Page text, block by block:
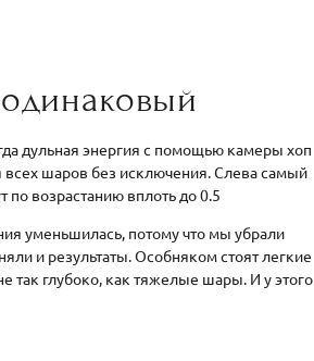
дульная энергия с помощью камеры хоп
шаров без исключения. Слева самый
возрастанию вплоть до 0.5
уменьшилась, потому что мы убрали
и результаты. Особняком стоят легкие
так глубоко, как тяжелые шары. И у этого